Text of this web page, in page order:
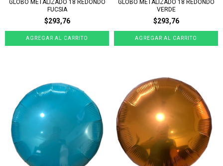
GLOBO METALIZADO 18 REDONDO
FUCSIA
$293,76
GLOBO METALIZADO 18 REDONDO
VERDE
$293,76